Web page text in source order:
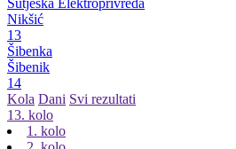
Nikšić
13
Šibenka
Šibenik
14
Kola Dani Svi rezultati
13. kolo
1. kolo